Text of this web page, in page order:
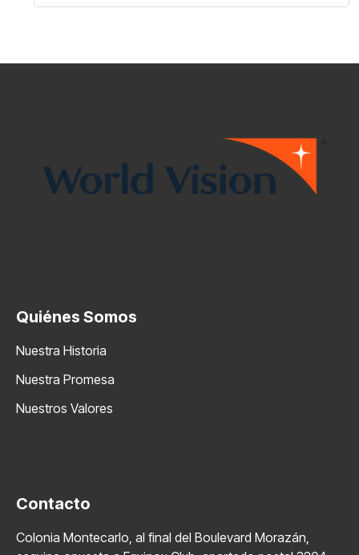
Quiénes Somos
Nuestra Historia
Nuestra Promesa
Nuestros Valores
Contacto
Colonia Montecarlo, al final del Boulevard Morazán,